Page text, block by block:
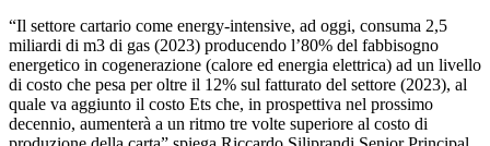
“Il settore cartario come energy-intensive, ad oggi, consuma 2,5
miliardi di m3 di gas (2023) producendo l’80% del fabbisogno
energetico in cogenerazione (calore ed energia elettrica) ad un livello
di costo che pesa per oltre il 12% sul fatturato del settore (2023), al
quale va aggiunto il costo Ets che, in prospettiva nel prossimo
decennio, aumenterà a un ritmo tre volte superiore al costo di